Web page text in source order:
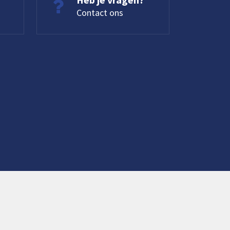
Contact ons